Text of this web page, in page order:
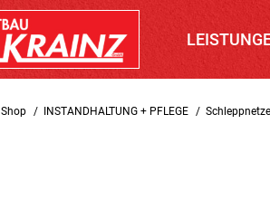
Shop INSTANDHALTUNG + PFLEGE Schleppnetze